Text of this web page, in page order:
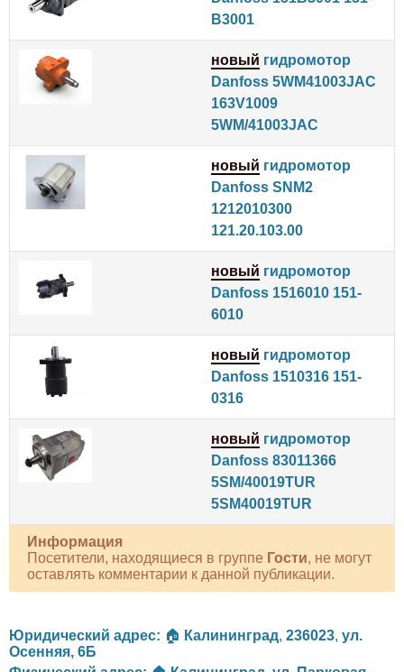
B3001
новый гидромотор
Danfoss 5WM41003JAC
163V1009
5WM/41003JAC
новый гидромотор
Danfoss SNM2
1212010300
121.20.103.00
новый гидромотор
Danfoss 1516010 151-
6010
новый гидромотор
Danfoss 1510316 151-
0316
новый гидромотор
Danfoss 83011366
5SM/40019TUR
5SM40019TUR
Информация
Посетители, находящиеся в группе Гости, не могут
оставлять комментарии к данной публикации.
Юридический адрес: 🏠 Калининград, 236023, ул.
Осенняя, 6Б